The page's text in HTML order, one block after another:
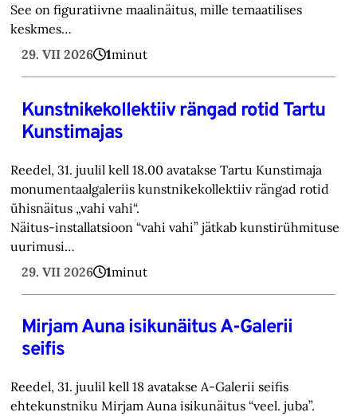
See on figuratiivne maalinäitus, mille temaatilises
keskmes…
29. VII 2026
1minut
Kunstnikekollektiiv rängad rotid Tartu
Kunstimajas
Reedel, 31. juulil kell 18.00 avatakse Tartu Kunstimaja
monumentaalgaleriis kunstnikekollektiiv rängad rotid
ühisnäitus „vahi vahi“.
Näitus-installatsioon “vahi vahi” jätkab kunstirühmituse
uurimusi…
29. VII 2026
1minut
Mirjam Auna isikunäitus A-Galerii
seifis
Reedel, 31. juulil kell 18 avatakse A-Galerii seifis
ehtekunstniku Mirjam Auna isikunäitus “veel. juba”.